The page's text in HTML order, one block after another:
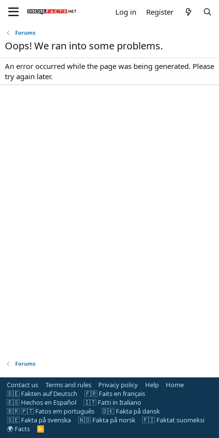
Log in Register
Forums
Oops! We ran into some problems.
An error occurred while the page was being generated. Please
try again later.
Forums
Contact us Terms and rules Privacy policy Help
Home
🇩🇪 Fakten auf Deutsch
🇫🇷 Faits en français
🇪🇸 Hechos en Español
🇮🇹 Fatti in Italiano
🇧🇷 🇵🇹 Fatos em português
🇩🇰 Fakta på dansk
🇸🇪 Fakta på svenska
🇳🇴 Fakta på norsk
🇫🇮 Faktat suomeksi
🌍 Facts
R